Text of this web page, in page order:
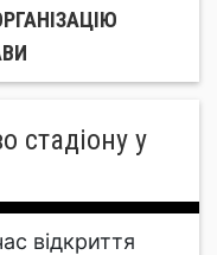
стадіону у
відкриття